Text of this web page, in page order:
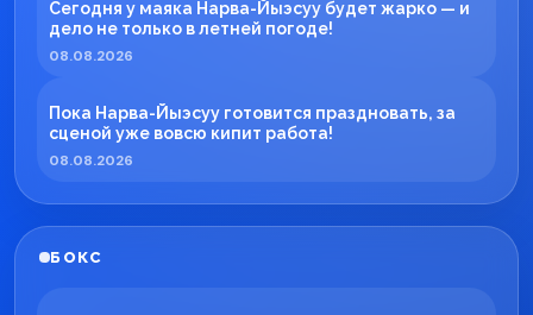
Сегодня у маяка Нарва-Йыэсуу будет жарко — и
дело не только в летней погоде!
08.08.2026
Пока Нарва-Йыэсуу готовится праздновать, за
сценой уже вовсю кипит работа!
08.08.2026
БОКС